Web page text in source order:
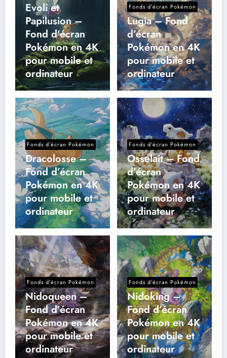
Evoli et
Papilusion –
Fond d’écran
Pokémon en 4K
pour mobile et
ordinateur
Fonds d’écran Pokémon
Lugia – Fond
d’écran
Pokémon en 4K
pour mobile et
ordinateur
Fonds d’écran Pokémon
Dracolosse –
Fond d’écran
Pokémon en 4K
pour mobile et
ordinateur
Fonds d’écran Pokémon
Osselait – Fond
d’écran
Pokémon en 4K
pour mobile et
ordinateur
Fonds d’écran Pokémon
Nidoqueen –
Fond d’écran
Pokémon en 4K
pour mobile et
ordinateur
Fonds d’écran Pokémon
Nidoking –
Fond d’écran
Pokémon en 4K
pour mobile et
ordinateur